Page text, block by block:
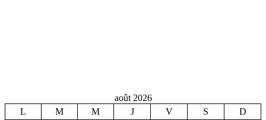
août 2026
L
M M J V S
D